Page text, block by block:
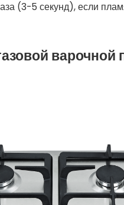
(3-5 секунд), если
варочной